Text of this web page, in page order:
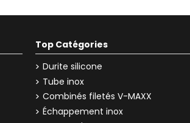
Top Catégories
Durite silicone
Tube inox
Combinés filetés V-MAXX
Échappement inox